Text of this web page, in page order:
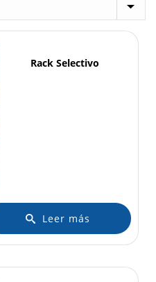
Rack Selectivo
Leer más